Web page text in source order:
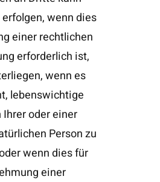
wenn dies
einer rechtlichen
erforderlich ist,
wenn es
lebenswichtige
oder einer
Person zu
wenn dies für
einer